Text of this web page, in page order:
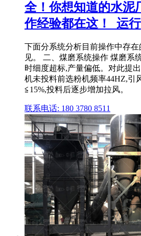
全！你想知道的水泥
作经验都在这！_运行
下面分系统分析目前操作中存
见。 二、煤磨系统操作 煤磨系
时细度超标,产量偏低。对此提
机未投料前选粉机频率44HZ,引
≦15%,投料后逐步增加拉风。
联系电话: 180 3780 8511